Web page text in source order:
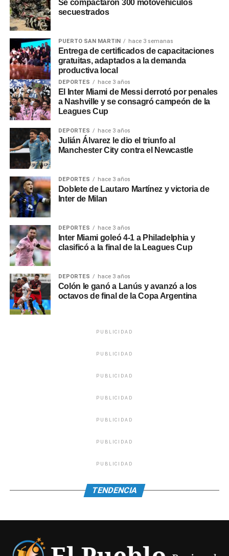
El Intendente Miguel Vázquez, expresó: Seguimos
acompañando y brindándoles contención a nuestras
Centro Integrador Comunitario «Eva Perón» y el Centro de
Día «Vivan los Niños» por la labor que realizan día tras
0 0
Se compactaron 300 motovehículos
secuestrados
PUERTO SAN MARTIN hace 3 semanas
Entrega de certificados de capacitaciones
gratuitas, adaptados a la demanda
productiva local
DEPORTES hace 3 años
El Inter Miami de Messi derrotó por penales
a Nashville y se consagró campeón de la
Leagues Cup
DEPORTES hace 3 años
Julián Álvarez le dio el triunfo al
Manchester City contra el Newcastle
DEPORTES hace 3 años
Doblete de Lautaro Martínez y victoria de
Inter de Milan
DEPORTES hace 3 años
Inter Miami goleó 4-1 a Philadelphia y
clasificó a la final de la Leagues Cup
DEPORTES hace 3 años
Colón le ganó a Lanús y avanzó a los
octavos de final de la Copa Argentina
PUBLICIDAD
PUBLICIDAD
PUBLICIDAD
PUBLICIDAD
PUBLICIDAD
PUBLICIDAD
PUBLICIDAD
TENDENCIA